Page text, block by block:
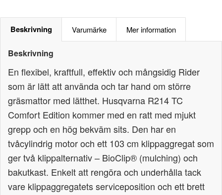
Beskrivning Varumärke Mer information
Beskrivning
En flexibel, kraftfull, effektiv och mångsidig Rider
som är lätt att använda och tar hand om större
gräsmattor med lätthet. Husqvarna R214 TC
Comfort Edition kommer med en ratt med mjukt
grepp och en hög bekväm sits. Den har en
tvåcylindrig motor och ett 103 cm klippaggregat som
ger två klippalternativ – BioClip® (mulching) och
bakutkast. Enkelt att rengöra och underhålla tack
vare klippaggregatets serviceposition och ett brett